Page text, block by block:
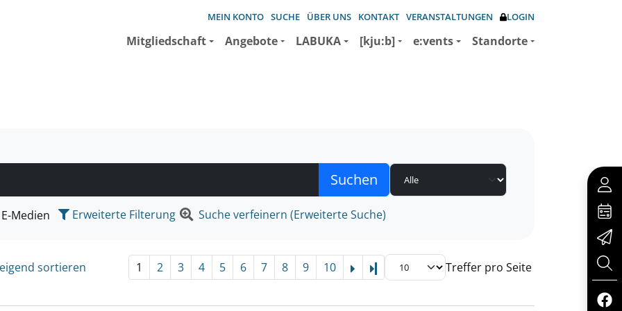
MEIN KONTO SUCHE ÜBER UNS KONTAKT VERANSTALTUNGEN LOGIN
Mitgliedschaft Angebote LABUKA [kju:b] e:vents Standorte
suchen wollen.
E-Medien Erweiterte Filterung Suche verfeinern (Erweiterte Suche)
sortieren 1 2 3 4 5 6 7 8 9 10 Letzte Seite Treffer pro Seite